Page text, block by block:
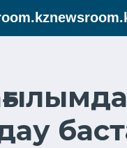
newsroom.kz